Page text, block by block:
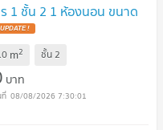
1 ชั้น 2 1 ห้องนอน ขนาด
m2 ชั้น2
บาท
08/08/2026 7:30:01